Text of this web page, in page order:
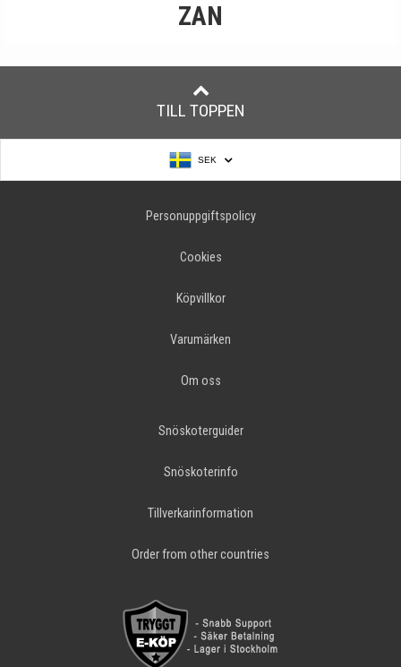
ZAN
TILL TOPPEN
SEK
Personuppgiftspolicy
Cookies
Köpvillkor
Varumärken
Om oss
Snöskoterguider
Snöskoterinfo
Tillverkarinformation
Order from other countries